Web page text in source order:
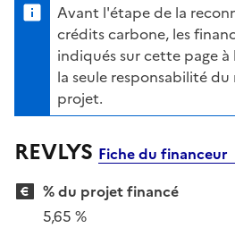
Avant l'étape de la
crédits carbone, les
indiqués sur cette page
la seule responsabilité
projet.
REVLYS Fiche du financeur
% du projet financé
5,65 %